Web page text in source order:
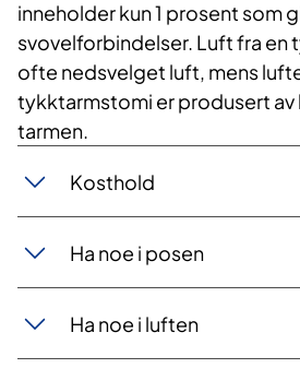
inneholder kun 1 prosent som
svovelforbindelser. Luft fra en
ofte nedsvelget luft, mens
tykktarmstomi er produsert av
tarmen.
Kosthold
Ha noe i posen
Ha noe i luften